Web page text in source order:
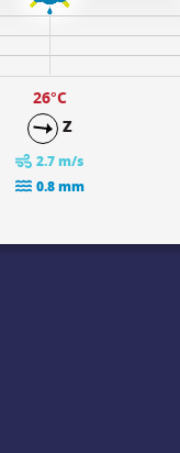
26°C
Z
2.7 m/s
0.8 mm